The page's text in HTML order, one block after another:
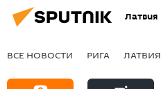
Латвия
ВСЕ НОВОСТИ РИГА ЛАТВИЯ